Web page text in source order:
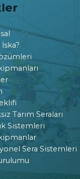
Tarım Seraları
Sistemleri
Sera Sistemleri